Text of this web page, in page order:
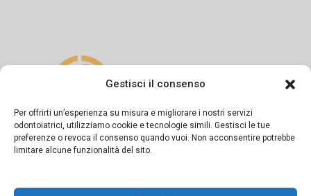
Gestisci il consenso
Per offrirti un’esperienza su misura e migliorare i nostri servizi
odontoiatrici, utilizziamo cookie e tecnologie simili. Gestisci le tue
preferenze o revoca il consenso quando vuoi. Non acconsentire potrebbe
limitare alcune funzionalità del sito.
Si dichiara sotto la propria responsabilità che il presente
previsto dagli artt. 55-56-57 del Codice di Deontologia